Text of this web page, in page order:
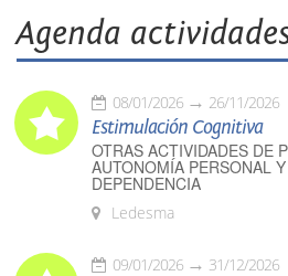
Agenda
08/01/2026 26/11/2026
Estimulación Cognitiva
OTRAS ACTIVIDADES DE
AUTONOMÍA PERSONAL
DEPENDENCIA
Ledesma
09/01/2026 31/12/2026